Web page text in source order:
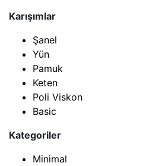
Karışımlar
Şanel
Yün
Pamuk
Keten
Poli Viskon
Basic
Kategoriler
Minimal